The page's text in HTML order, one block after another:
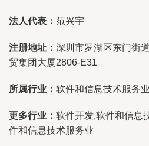
法人代表： 范兴宇
注册地址： 深圳市罗湖区东门街
贸集团大厦2806-E31
所属行业： 软件和信息技术服务业
更多行业： 软件开发,软件和信息
件和信息技术服务业